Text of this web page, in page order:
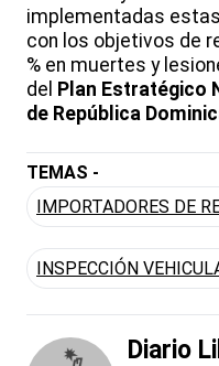
implementadas
con los objetivos de
% en muertes y
del Plan Estratégico
de República
TEMAS -
IMPORTADORES DE
INSPECCIÓN
Diario